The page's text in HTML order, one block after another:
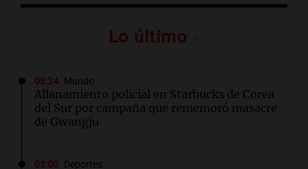
Lo último
03:24 Mundo
Allanamiento policial en Starbucks de Corea
del Sur por campaña que rememoró masacre
de Gwangju
03:00 Deportes